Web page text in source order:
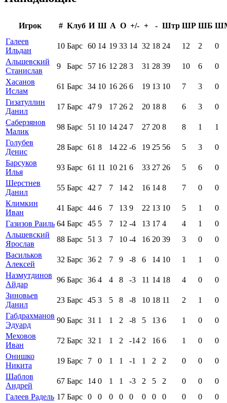
Игрок # Клуб И Ш А О +/- + - Штр ШР ШБ
Галеев
Ильдан
10 Барс 60 14 19 33 14 32 18 24 12 2
0
Альшевский
Станислав
9 Барс 57 16 12 28 3 31 28 39 10 6
0
Хасанов
Ислам
61 Барс 34 10 16 26 6 19 13 10 7 3
0
Гизатуллин
Данил
17 Барс 47 9 17 26 2 20 18 8 6 3
0
Саберзянов
Малик
98 Барс 51 10 14 24 7 27 20 8 8 1
1
Голубев
Денис
28 Барс 61 8 14 22 -6 19 25 56 5 3
0
Барсуков
Илья
93 Барс 61 11 10 21 6 33 27 26 5 6
0
Шерстнев
Данил
55 Барс 42 7 7 14 2 16 14 8 7 0
0
Климкин
Иван
41 Барс 44 6 7 13 9 22 13 10 5 1
0
Газизов Раиль 64 Барс 45 5 7 12 -4 13 17 4 4 1
0
Альшевский
Ярослав
88 Барс 51 3 7 10 -4 16 20 39 3 0
0
Васильков
Алексей
32 Барс 36 2 7 9 -8 6 14 10 1 1
0
Назмутдинов
Айдар
96 Барс 36 4 4 8 -3 11 14 18 4 0
0
Зиновьев
Данил
23 Барс 45 3 5 8 -8 10 18 11 2 1
0
Габдрахманов
Эдуард
90 Барс 31 1 1 2 -8 5 13 6 1 0
0
Меховов
Иван
72 Барс 32 1 1 2 -14 2 16 6 1 0
0
Онишко
Никита
19 Барс 7 0 1 1 -1 1 2 2 0 0
0
Шаблов
Андрей
67 Барс 14 0 1 1 -3 2 5 2 0 0
0
Галеев Радель 17 Барс 0 0 0 0 0 0 0 0 0 0
0